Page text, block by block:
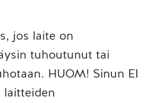
jos laite on
tuhoutunut tai
HUOM! Sinun EI
laitteiden